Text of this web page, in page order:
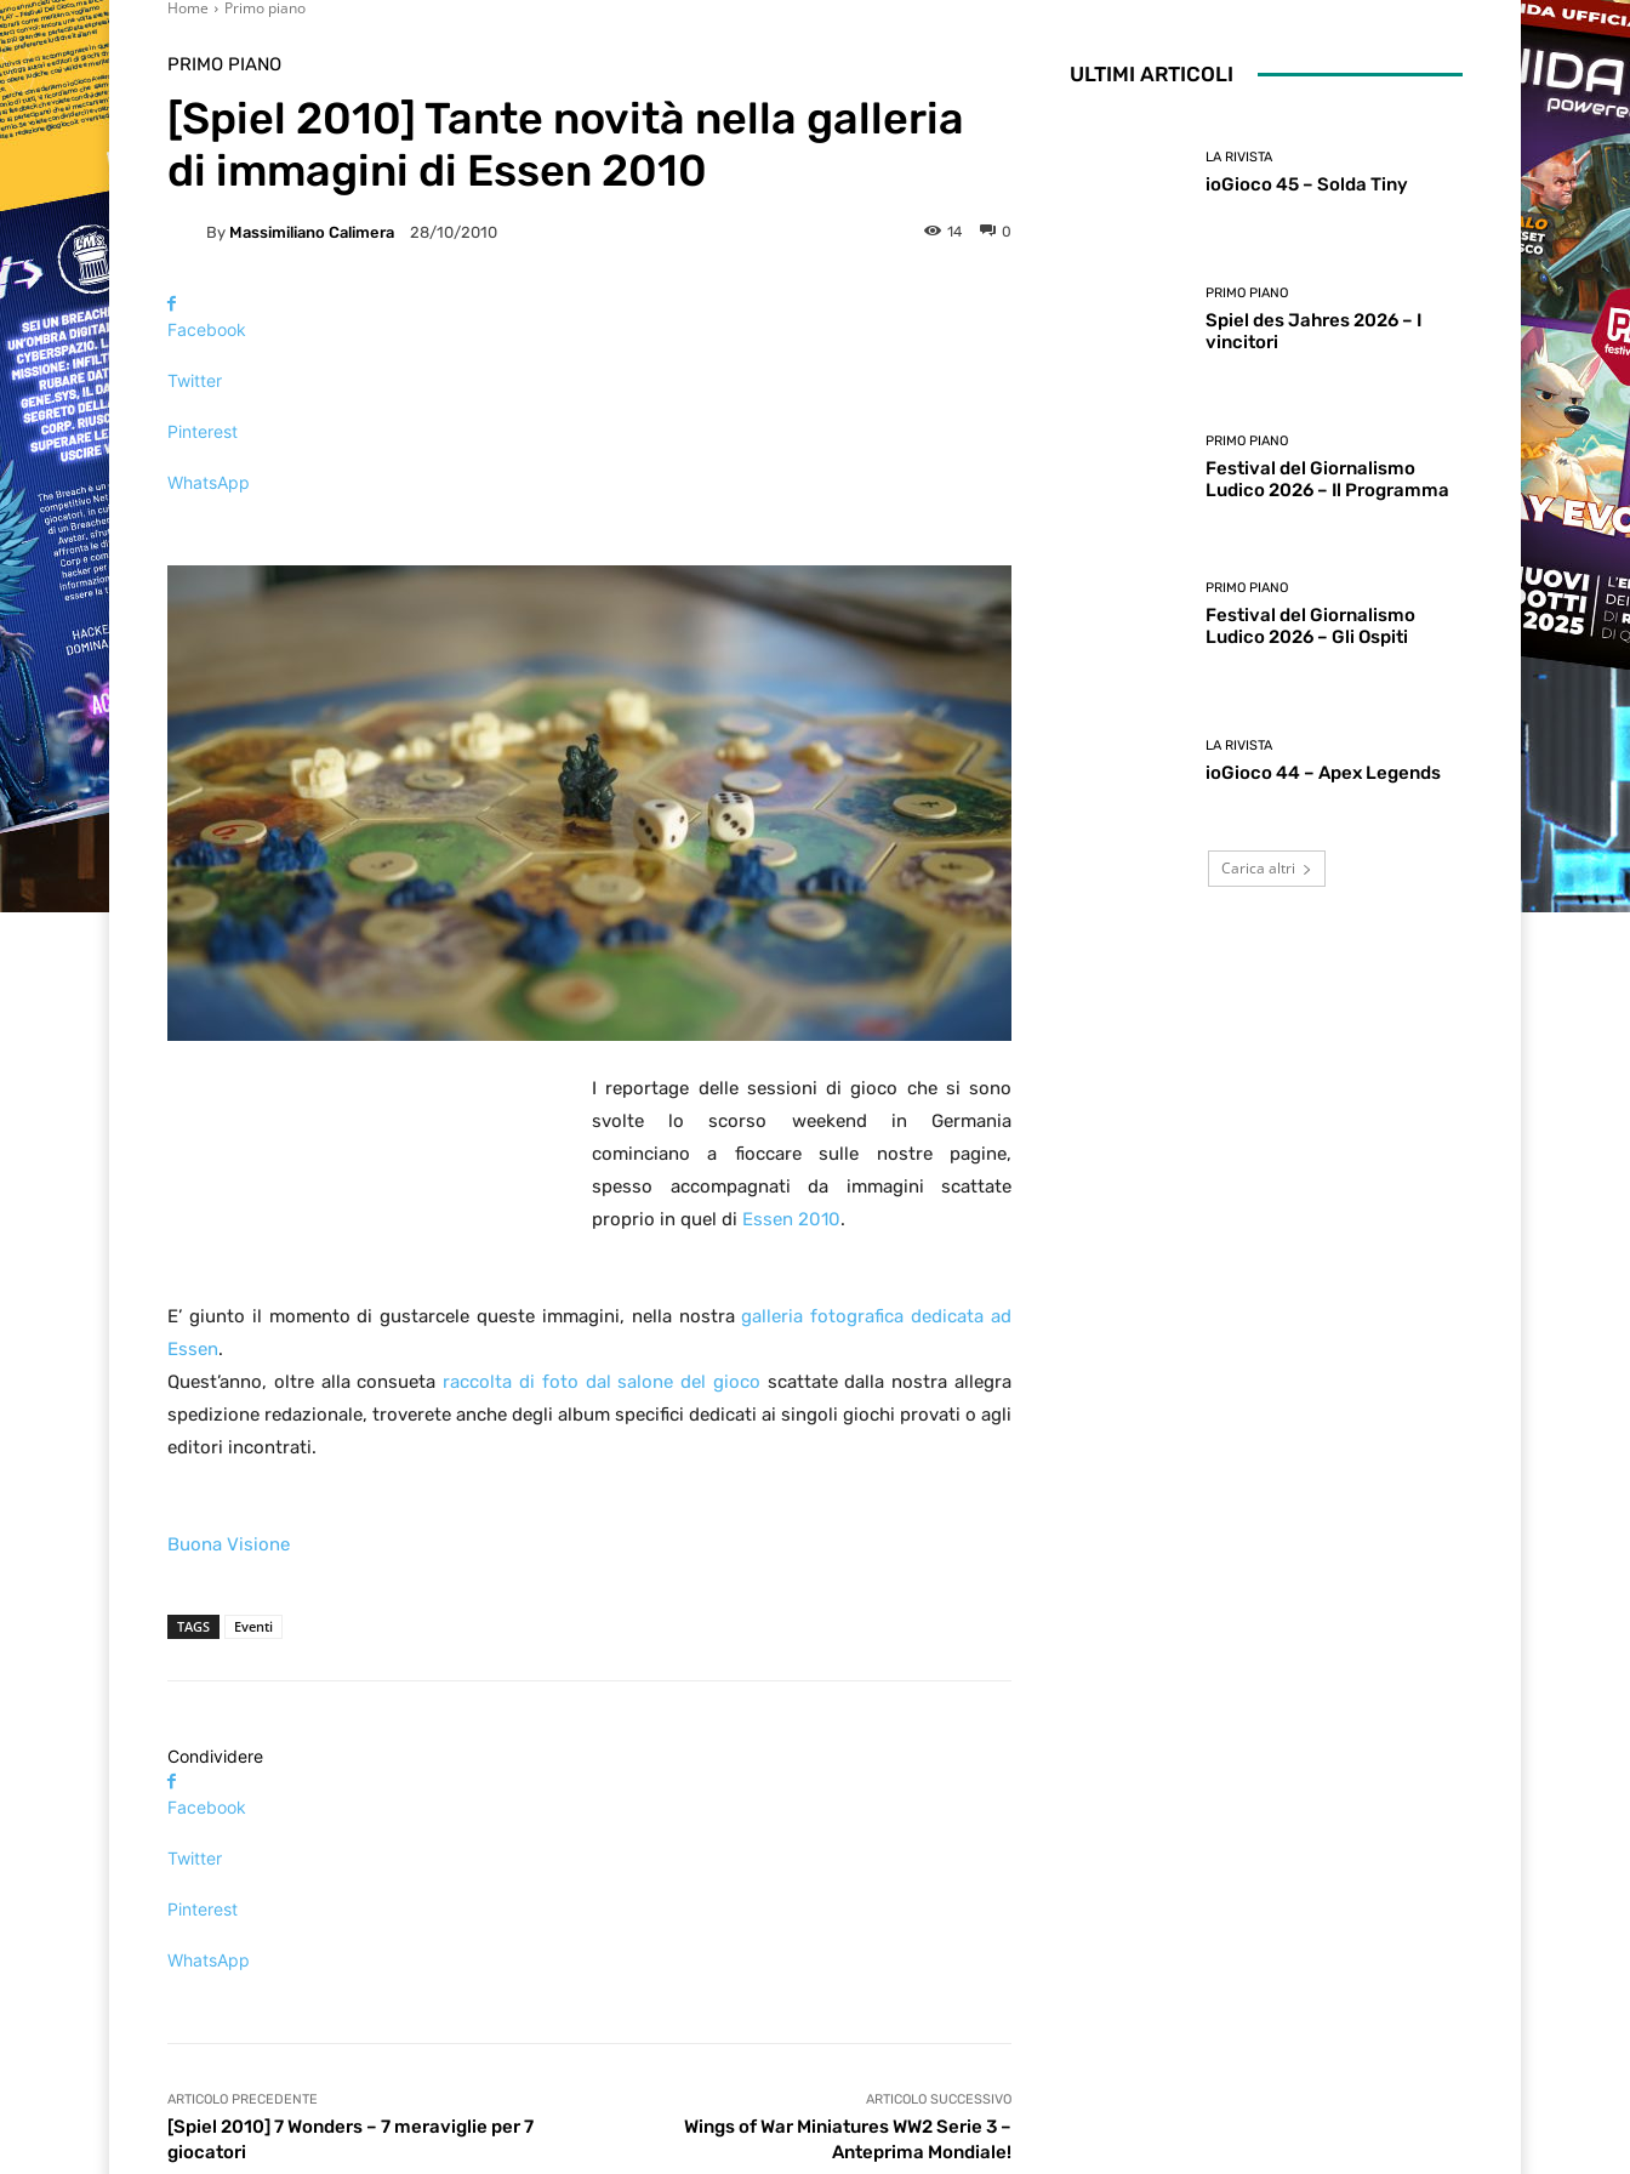
Home Primo piano
PRIMO PIANO
[Spiel 2010] Tante novità nella galleria
di immagini di Essen 2010
By Massimiliano Calimera 28/10/2010 0
14
Facebook
Twitter
Pinterest
WhatsApp
I reportage delle sessioni di gioco che si sono
svolte lo scorso weekend in Germania
cominciano a fioccare sulle nostre pagine,
spesso accompagnati da immagini scattate
proprio in quel di Essen 2010.
E’ giunto il momento di gustarcele queste immagini, nella nostragalleria fotografica dedicata ad
Essen.
Quest’anno, oltre alla consueta raccolta di foto dal salone del gioco scattate dalla nostra allegra
spedizione redazionale, troverete anche degli album specifici dedicati ai singoli giochi provati o agli
editori incontrati.
Buona Visione
TAGS Eventi
Condividere
Facebook
Twitter
Pinterest
WhatsApp
ARTICOLO PRECEDENTE
[Spiel 2010] 7 Wonders – 7 meraviglie per 7
giocatori
ARTICOLO SUCCESSIVO
Wings of War Miniatures WW2 Serie 3 –
Anteprima Mondiale!
ULTIMI ARTICOLI
LA RIVISTA
ioGioco 45 – Solda Tiny
PRIMO PIANO
Spiel des Jahres 2026 – I
vincitori
PRIMO PIANO
Festival del Giornalismo
Ludico 2026 – Il Programma
PRIMO PIANO
Festival del Giornalismo
Ludico 2026 – Gli Ospiti
LA RIVISTA
ioGioco 44 – Apex Legends
Carica altri